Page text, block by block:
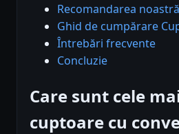
Recomandarea noastră
Ghid de cumpărare
Întrebări frecvente
Concluzie
Care sunt cele
cuptoare cu